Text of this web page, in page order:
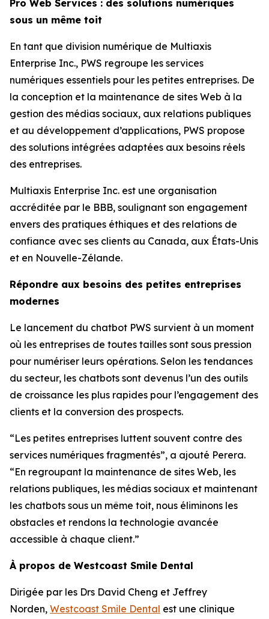
Pro Web Services : des solutions numériques
sous un même toit
En tant que division numérique de Multiaxis
Enterprise Inc., PWS regroupe les services
numériques essentiels pour les petites entreprises. De
la conception et la maintenance de sites Web à la
gestion des médias sociaux, aux relations publiques
et au développement d’applications, PWS propose
des solutions intégrées adaptées aux besoins réels
des entreprises.
Multiaxis Enterprise Inc. est une organisation
accréditée par le BBB, soulignant son engagement
envers des pratiques éthiques et des relations de
confiance avec ses clients au Canada, aux États-Unis
et en Nouvelle-Zélande.
Répondre aux besoins des petites entreprises
modernes
Le lancement du chatbot PWS survient à un moment
où les entreprises de toutes tailles sont sous pression
pour numériser leurs opérations. Selon les tendances
du secteur, les chatbots sont devenus l’un des outils
de croissance les plus rapides pour l’engagement des
clients et la conversion des prospects.
“Les petites entreprises luttent souvent contre des
services numériques fragmentés”, a ajouté Perera.
“En regroupant la maintenance de sites Web, les
relations publiques, les médias sociaux et maintenant
les chatbots sous un même toit, nous éliminons les
obstacles et rendons la technologie avancée
accessible à chaque client.”
À propos de Westcoast Smile Dental
Dirigée par les Drs David Cheng et Jeffrey
Norden, Westcoast Smile Dental est une clinique